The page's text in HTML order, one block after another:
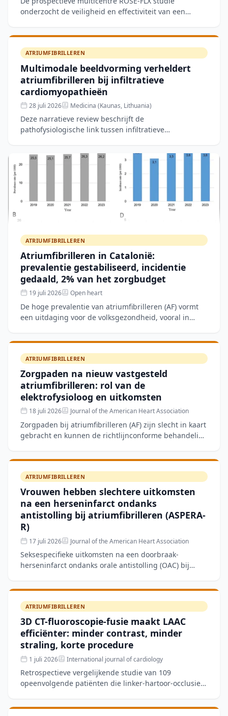
onderzocht de veiligheid en effectiviteit van een
(LAAO) met het W
ATRIUMFIBRILLEREN
Multimodale beeldvorming verheldert
atriumfibrilleren bij infiltratieve
cardiomyopathieën
28 juli 2026 Medicina (Kaunas, Lithuania)
Deze narratieve review beschrijft de
pathofysiologische link tussen infiltratieve
atriumcardiomyopathie als geme
ATRIUMFIBRILLEREN
Atriumfibrilleren in Catalonië:
prevalentie gestabiliseerd, incidentie
gedaald, 2% van het zorgbudget
19 juli 2026 Open heart
De hoge prevalentie van atriumfibrilleren (AF) vormt
een uitdaging voor de volksgezondheid, vooral in
ATRIUMFIBRILLEREN
Zorgpaden na nieuw vastgesteld
atriumfibrilleren: rol van de
elektrofysioloog en uitkomsten
18 juli 2026 Journal of the American Heart Association
Zorgpaden bij atriumfibrilleren (AF) zijn slecht in kaart
gebracht en kunnen de richtlijnconforme behandeling
ATRIUMFIBRILLEREN
Vrouwen hebben slechtere uitkomsten
na een herseninfarct ondanks
antistolling bij atriumfibrilleren (ASPERA-
R)
17 juli 2026 Journal of the American Heart Association
Seksespecifieke uitkomsten na een doorbraak-
herseninfarct ondanks orale antistolling (OAC) bij
internationale retrospect
ATRIUMFIBRILLEREN
3D CT-fluoroscopie-fusie maakt LAAC
efficiënter: minder contrast, minder
straling, korte procedure
1 juli 2026 International journal of cardiology
Retrospectieve vergelijkende studie van 109
opeenvolgende patiënten die linker-hartoor-occlusie
(n=51) versus he